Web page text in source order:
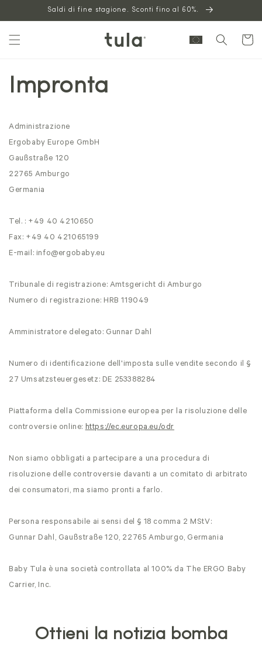
contenuto
Saldi di fine stagione. Sconti fino al 60%.
Carrello
Impronta
Administrazione
Ergobaby Europe GmbH
Gaußstraße 120
22765 Amburgo
Germania
Tel. : +49 40 4210650
Fax: +49 40 421065199
E-mail: info@ergobaby.eu
Tribunale di registrazione: Amtsgericht di Amburgo
Numero di registrazione: HRB 119049
Amministratore delegato: Gunnar Dahl
Numero di identificazione dell'imposta sulle vendite secondo il §
27 Umsatzsteuergesetz: DE 253388284
Piattaforma della Commissione europea per la risoluzione delle
controversie online:https://ec.europa.eu/odr
Non siamo obbligati a partecipare a una procedura di
risoluzione delle controversie davanti a un comitato di arbitrato
dei consumatori, ma siamo pronti a farlo.
Persona responsabile ai sensi del § 18 comma 2 MStV:
Gunnar Dahl, Gaußstraße 120, 22765 Amburgo, Germania
Baby Tula è una società controllata al 100% da The ERGO Baby
Carrier, Inc.
Ottieni la notizia bomba